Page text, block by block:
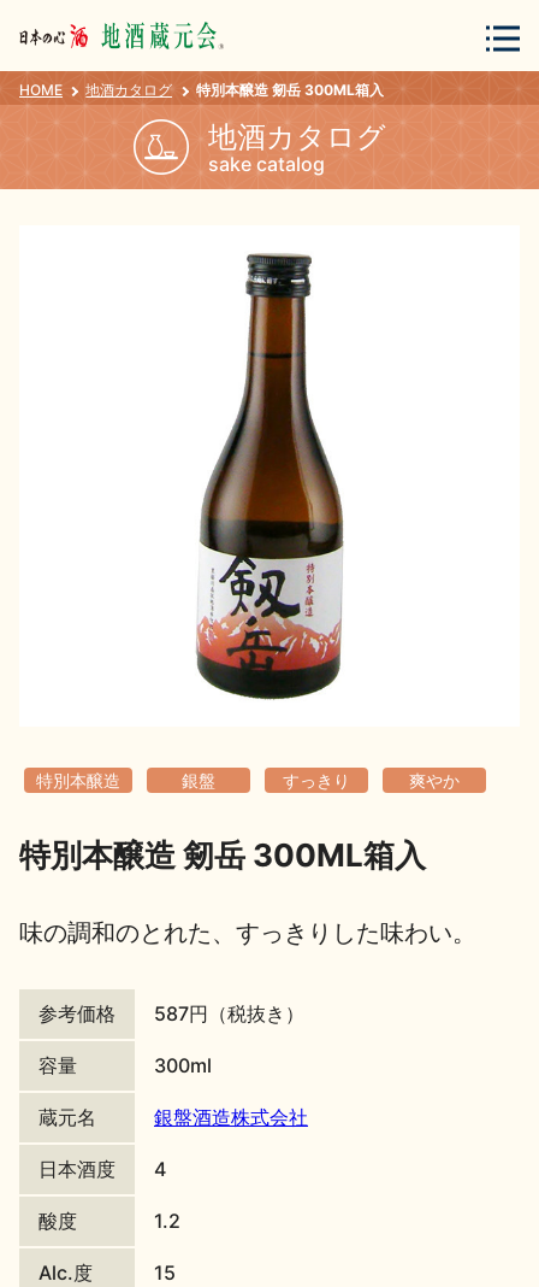
会員登録 ログイン
地酒カタログ
地酒解体新書
歳時記 地酒蔵元会検定
地酒川柳 地酒小説
HOME 地酒カタログ 特別本醸造 剱岳 300ML箱入
地酒カタログ
sake catalog
特別本醸造 銀盤 すっきり 爽やか
特別本醸造 剱岳 300ML箱入
味の調和のとれた、すっきりした味わい。
参考価格 587円（税抜き）
容量 300ml
蔵元名 銀盤酒造株式会社
日本酒度 4
酸度 1.2
Alc.度 15